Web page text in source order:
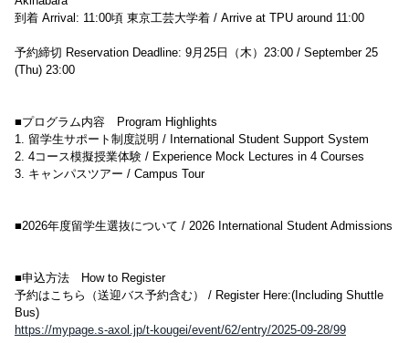
到着 Arrival: 11:00頃 東京工芸大学着 / Arrive at TPU around 11:00
予約締切 Reservation Deadline: 9月25日（木）23:00 / September 25
(Thu) 23:00
■プログラム内容 Program Highlights
1. 留学生サポート制度説明 / International Student Support System
2. 4コース模擬授業体験 / Experience Mock Lectures in 4 Courses
3. キャンパスツアー / Campus Tour
■2026年度留学生選抜について / 2026 International Student Admissions
■申込方法 How to Register
予約はこちら（送迎バス予約含む） / Register Here:(Including Shuttle
Bus)
https://mypage.s-axol.jp/t-kougei/event/62/entry/2025-09-28/99